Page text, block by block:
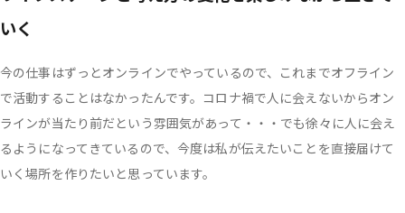
いく
今の仕事はずっとオンラインでやっているので、これまでオフライン
で活動することはなかったんです。コロナ禍で人に会えないからオン
ラインが当たり前だという雰囲気があって・・・でも徐々に人に会え
るようになってきているので、今度は私が伝えたいことを直接届けて
いく場所を作りたいと思っています。